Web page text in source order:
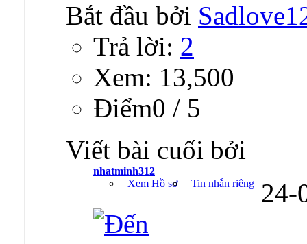
Bắt đầu bởi
Trả lời: 2
Xem: 13,500
Ðiểm0 / 5
Viết bài cuối bởi
nhatminh312
Xem Hồ sơ
Tin nhắn riêng 24-